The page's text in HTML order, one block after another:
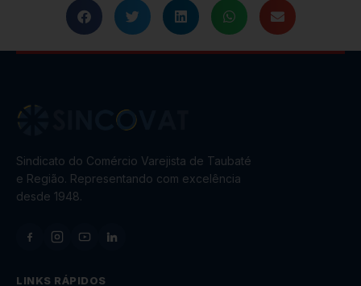
Sindicato do Comércio Varejista de Taubaté
e Região. Representando com excelência
desde 1948.
LINKS RÁPIDOS